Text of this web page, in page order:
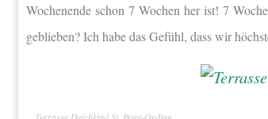
Wochenende schon 7 Wochen her ist! 7
geblieben? Ich habe das Gefühl, dass wir
Terrasse Deichkind St. Peter-Ording